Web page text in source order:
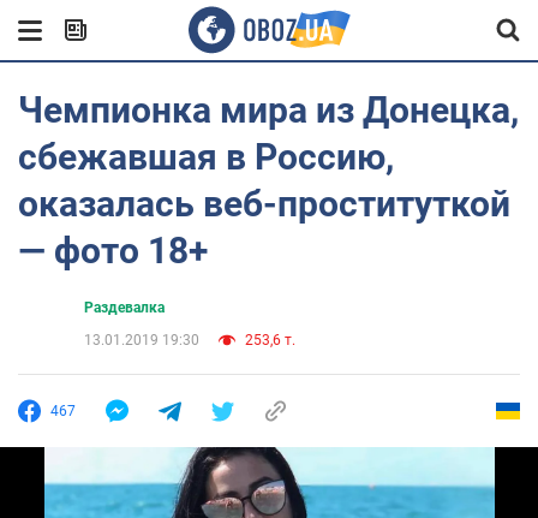
Чемпионка мира из Донецка,
сбежавшая в Россию,
оказалась веб-проституткой
— фото 18+
Раздевалка
13.01.2019 19:30
253,6 т.
467